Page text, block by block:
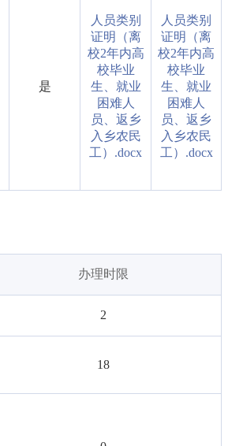
是
人员类别
证明（离
校2年内高
校毕业
生、就业
困难人
员、返乡
入乡农民
工）.docx
人员类别
证明（离
校2年内高
校毕业
生、就业
困难人
员、返乡
入乡农民
工）.docx
办理时限
2
18